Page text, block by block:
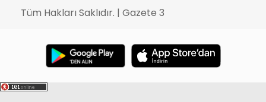
Tüm Hakları Saklıdır. | Gazete 3